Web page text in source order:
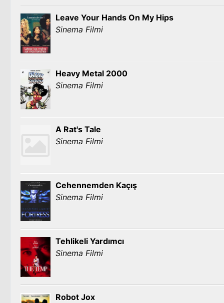
Leave Your Hands On My Hips
Sinema Filmi
Heavy Metal 2000
Sinema Filmi
A Rat's Tale
Sinema Filmi
Cehennemden Kaçış
Sinema Filmi
Tehlikeli Yardımcı
Sinema Filmi
Robot Jox